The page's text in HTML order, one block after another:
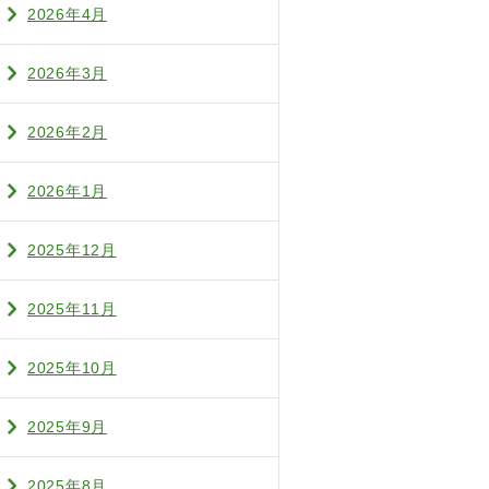
2026年4月
2026年3月
2026年2月
2026年1月
2025年12月
2025年11月
2025年10月
2025年9月